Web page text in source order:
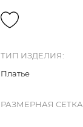
ТИП ИЗДЕЛИЯ:
Платье
РАЗМЕРНАЯ СЕТКА